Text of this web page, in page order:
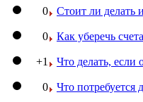
0 Стоит ли делать
0 Как уберечь
+1 Что делать, если
0 Что потребуется